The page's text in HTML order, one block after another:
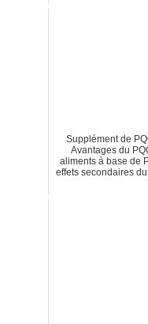
Supplément de
Avantages du
aliments à base de
effets secondaires du